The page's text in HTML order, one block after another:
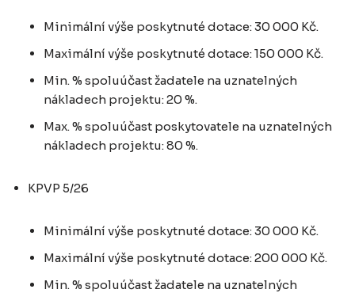
Minimální výše poskytnuté dotace: 30 000 Kč.
Maximální výše poskytnuté dotace: 150 000 Kč.
Min. % spoluúčast žadatele na uznatelných
nákladech projektu: 20 %.
Max. % spoluúčast poskytovatele na uznatelných
nákladech projektu: 80 %.
KPVP 5/26
Minimální výše poskytnuté dotace: 30 000 Kč.
Maximální výše poskytnuté dotace: 200 000 Kč.
Min. % spoluúčast žadatele na uznatelných